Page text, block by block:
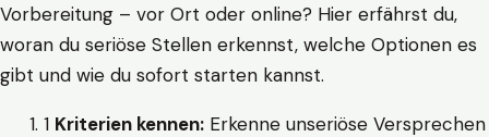
Vorbereitung – vor Ort oder online? Hier erfährst du,
woran du seriöse Stellen erkennst, welche Optionen es
gibt und wie du sofort starten kannst.
1 Kriterien kennen: Erkenne unseriöse Versprechen